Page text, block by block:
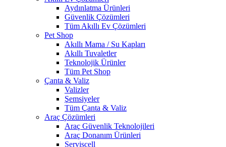
Aydınlatma Ürünleri
Güvenlik Çözümleri
Tüm Akıllı Ev Çözümleri
Pet Shop
Akıllı Mama / Su Kapları
Akıllı Tuvaletler
Teknolojik Ürünler
Tüm Pet Shop
Çanta & Valiz
Valizler
Şemsiyeler
Tüm Çanta & Valiz
Araç Çözümleri
Araç Güvenlik Teknolojileri
Araç Donanım Ürünleri
Serviscell